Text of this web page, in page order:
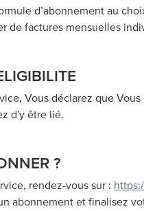
d’abonnement au
de factures mensuelles
Vous déclarez que
d'y être lié.
?
rendez-vous sur :
abonnement et finalisez